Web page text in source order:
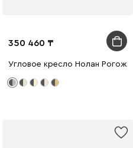
Серый/Черный
350 460
Угловое кресло Нолан